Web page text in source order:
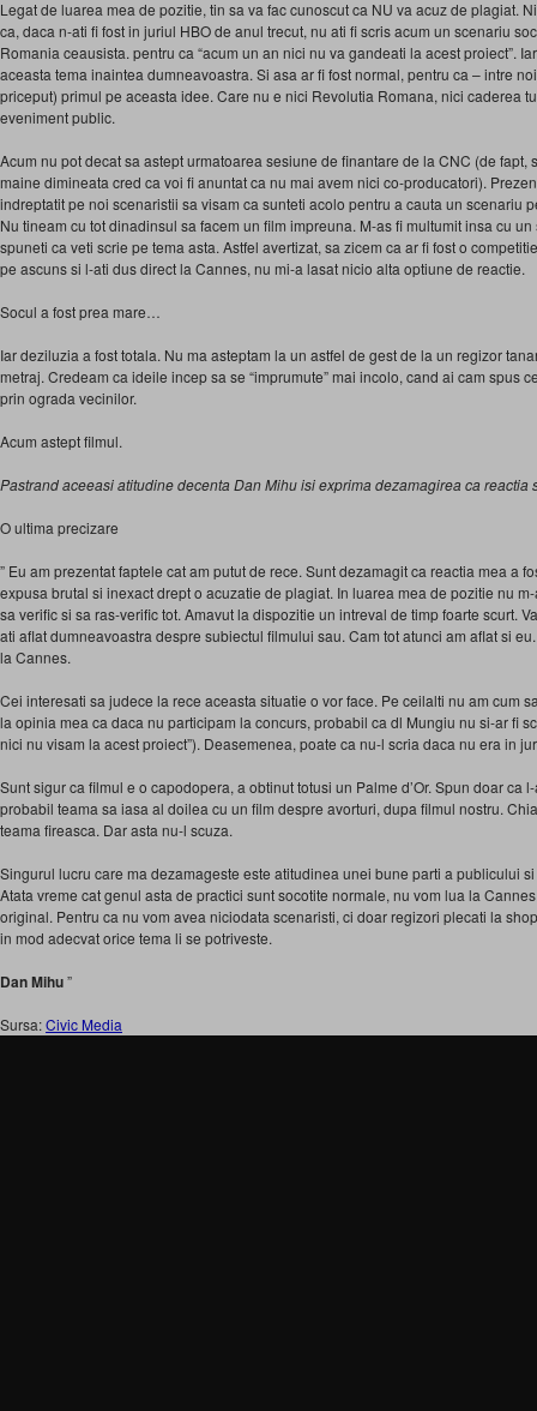
Legat de luarea mea de pozitie, tin sa va fac cunoscut ca NU va acuz de plagiat.
ca, daca n-ati fi fost in juriul HBO de anul trecut, nu ati fi scris acum un scenariu
Romania ceausista. pentru ca “acum un an nici nu va gandeati la acest proiect”.
aceasta tema inaintea dumneavoastra. Si asa ar fi fost normal, pentru ca – intre
priceput) primul pe aceasta idee. Care nu e nici Revolutia Romana, nici caderea
eveniment public.
Acum nu pot decat sa astept urmatoarea sesiune de finantare de la CNC (de fapt,
maine dimineata cred ca voi fi anuntat ca nu mai avem nici co-producatori).
indreptatit pe noi scenaristii sa visam ca sunteti acolo pentru a cauta un scenariu
Nu tineam cu tot dinadinsul sa facem un film impreuna. M-as fi multumit insa cu
spuneti ca veti scrie pe tema asta. Astfel avertizat, sa zicem ca ar fi fost o
pe ascuns si l-ati dus direct la Cannes, nu mi-a lasat nicio alta optiune de reactie.
Socul a fost prea mare…
Iar deziluzia a fost totala. Nu ma asteptam la un astfel de gest de la un regizor
metraj. Credeam ca ideile incep sa se “imprumute” mai incolo, cand ai cam spus
prin ograda vecinilor.
Acum astept filmul.
Pastrand aceeasi atitudine decenta Dan Mihu isi exprima dezamagirea ca reactia
O ultima precizare
” Eu am prezentat faptele cat am putut de rece. Sunt dezamagit ca reactia mea a
expusa brutal si inexact drept o acuzatie de plagiat. In luarea mea de pozitie nu
sa verific si sa ras-verific tot. Amavut la dispozitie un intreval de timp foarte scurt.
ati aflat dumneavoastra despre subiectul filmului sau. Cam tot atunci am aflat si
la Cannes.
Cei interesati sa judece la rece aceasta situatie o vor face. Pe ceilalti nu am cum
la opinia mea ca daca nu participam la concurs, probabil ca dl Mungiu nu si-ar fi
nici nu visam la acest proiect”). Deasemenea, poate ca nu-l scria daca nu era in
Sunt sigur ca filmul e o capodopera, a obtinut totusi un Palme d’Or. Spun doar ca
probabil teama sa iasa al doilea cu un film despre avorturi, dupa filmul nostru.
teama fireasca. Dar asta nu-l scuza.
Singurul lucru care ma dezamageste este atitudinea unei bune parti a publicului
Atata vreme cat genul asta de practici sunt socotite normale, nu vom lua la
original. Pentru ca nu vom avea niciodata scenaristi, ci doar regizori plecati la
in mod adecvat orice tema li se potriveste.
Dan Mihu”
Sursa:Civic Media